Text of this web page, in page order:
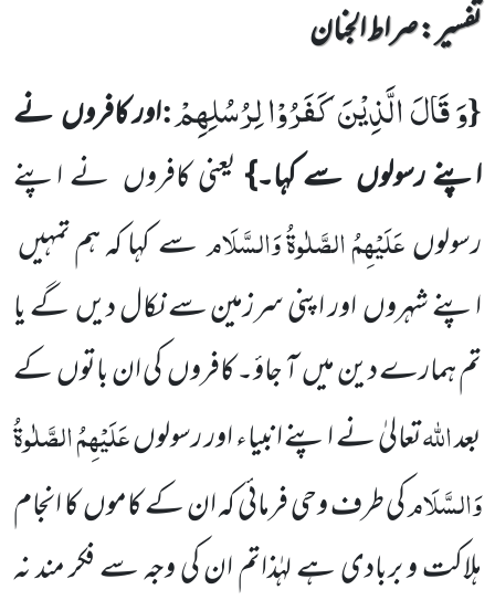
تفسیر : ‎صراط الجنان
{وَ قَالَ الَّذِیْنَ كَفَرُوْا لِرُسُلِهِمْ:اور کافروںنے
اپنے رسولوں سے کہا۔} یعنی کافروں نے اپنے
رسولوںعَلَیْہِمُ الصَّلٰوۃُوَالسَّلَامسے کہا کہ ہم تمہیں
اپنے شہروںاور اپنی سرزمین سے نکال دیںگے یا
تم ہمارے دین میںآ جاؤ۔ کافروںکی ان باتوںکے
بعداللّٰہتعالیٰ نے اپنے انبیاء اور رسولوںعَلَیْہِمُ الصَّلٰوۃُ
وَالسَّلَامکی طرف وحی فرمائی کہ ان کے کاموںکا انجام
ہلاکت و بربادی ہے لہٰذاتم ان کی وجہ سے فکر مند نہ